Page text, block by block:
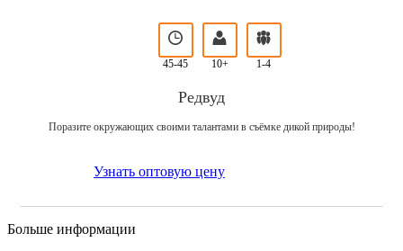
45-45 10+ 1-4
Редвуд
Поразите окружающих своими талантами в съёмке дикой природы!
Узнать оптовую цену
Больше информации